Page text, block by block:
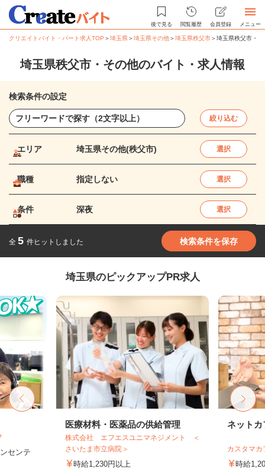
後で見る 閲覧履歴 会員登録 メニュー
クリエイトバイト・パート求人TOP ＞埼玉県＞埼玉県その他＞埼玉県秩父市＞埼玉県秩父市・
埼玉県秩父市・その他のバイト・求人情報
検索条件の設定
絞り込む
エリア 埼玉県その他(秩父市) 選択
職種 指定しない 選択
条件 深夜 選択
全 5 件ヒットしました 検索条件を保存
埼玉県のピックアップPR求人
センテ
医療材料・医薬品の供給管理
株式会社 エフエスユニマネジメント ＜
さいたま市立病院＞
時給1,230円以上
ネットカ
カスタマ
時給